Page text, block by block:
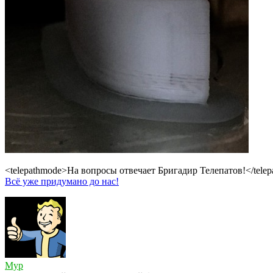
<telepathmode>На вопросы отвечает Бригадир Телепатов!</
Всё уже придумано до нас!
Myp